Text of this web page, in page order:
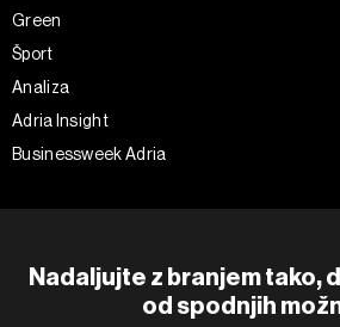
Nadaljujte z branjem tako,
od spodnjih
Green
Šport
Analiza
Adria Insight
Businessweek Adria
Piškotki